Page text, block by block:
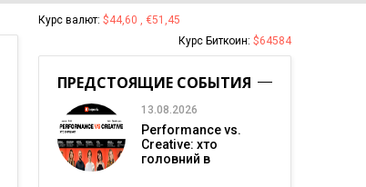
Курс валют: $44,60 , €51,45
Курс Биткоин: $64584
ПРЕДСТОЯЩИЕ СОБЫТИЯ
13.08.2026
Performance vs.
Creative: хто
головний в